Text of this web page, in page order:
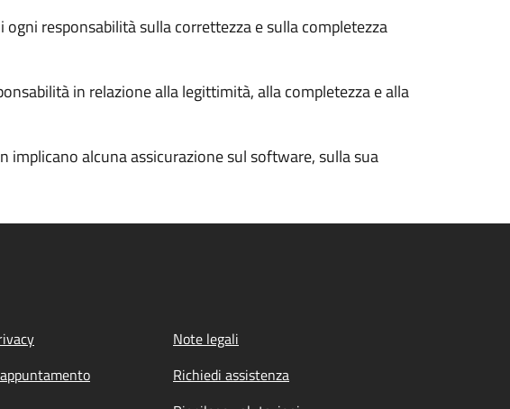
responsabilità sulla correttezza e sulla completezza
in relazione alla legittimità, alla completezza e alla
alcuna assicurazione sul software, sulla sua
Note legali
Richiedi assistenza